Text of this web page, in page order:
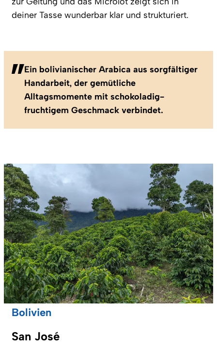
deiner Tasse wunderbar klar und strukturiert.
Ein bolivianischer Arabica aus sorgfältiger
Handarbeit, der gemütliche
Alltagsmomente mit schokoladig-
fruchtigem Geschmack verbindet.
Bolivien
San José